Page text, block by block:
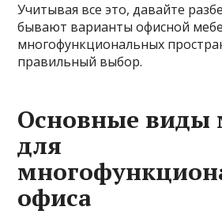
Учитывая все это, давайте
бывают варианты офисной
многофункциональных
правильный выбор.
Основные виды
для
офиса